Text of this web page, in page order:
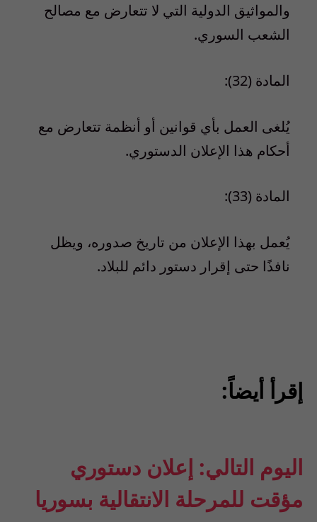
والمواثيق الدولية التي لا تتعارض مع مصالح
الشعب السوري.
المادة (32):
يُلغى العمل بأي قوانين أو أنظمة تتعارض مع
أحكام هذا الإعلان الدستوري.
المادة (33):
يُعمل بهذا الإعلان من تاريخ صدوره، ويظل
نافذًا حتى إقرار دستور دائم للبلاد.
إقرأ أيضاً:
اليوم التالي: إعلان دستوري
مؤقت للمرحلة الانتقالية بسوريا